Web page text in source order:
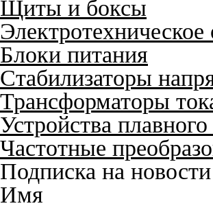
Щиты и боксы
Электротехническое
Блоки питания
Стабилизаторы
Трансформаторы
Устройства плавного
Частотные
Подписка на новости
Имя